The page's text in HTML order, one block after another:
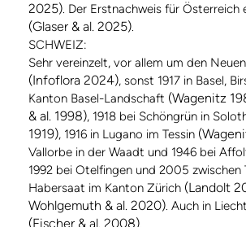
2025). Der Erstnachweis für Österreich
(Glaser & al. 2025).
SCHWEIZ:
Sehr vereinzelt, vor allem um den
(Infoflora 2024), sonst 1917 in Basel,
Kanton Basel-Landschaft (Wagenitz
& al. 1998), 1918 bei Schöngrün in
1919), 1916 in Lugano im Tessin
Vallorbe in der Waadt und 1946 bei
1992 bei Otelfingen und 2005 zwischen
Habersaat im Kanton Zürich (Landolt
Wohlgemuth & al. 2020). Auch in
(Fischer & al. 2008).